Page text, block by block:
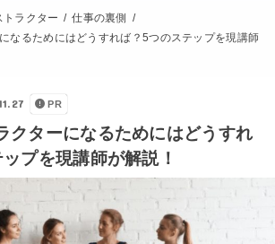
トラクター
仕事の裏側
なるためにはどうすれば？5つのステップを現講師
PR
クターになるためにはどうすれ
プを現講師が解説！